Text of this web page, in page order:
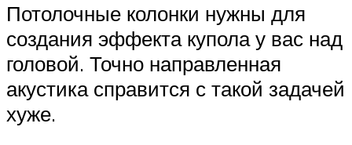
Потолочные колонки нужны для
создания эффекта купола у вас над
головой. Точно направленная
акустика справится с такой задачей
хуже.